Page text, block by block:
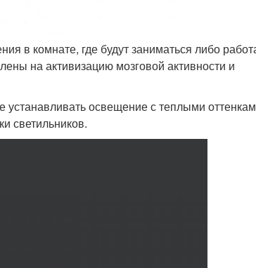
в комнате, где будут заниматься либо
на активизацию мозговой активности и
устанавливать освещение с теплыми
светильников.